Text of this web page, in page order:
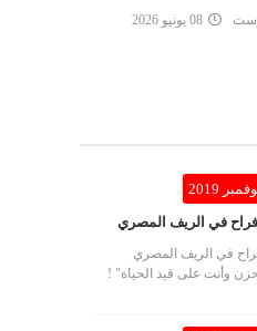
08 يونيو 2026
في الريف المصري
في الريف المصري
وأنت على قيد الحياة" !